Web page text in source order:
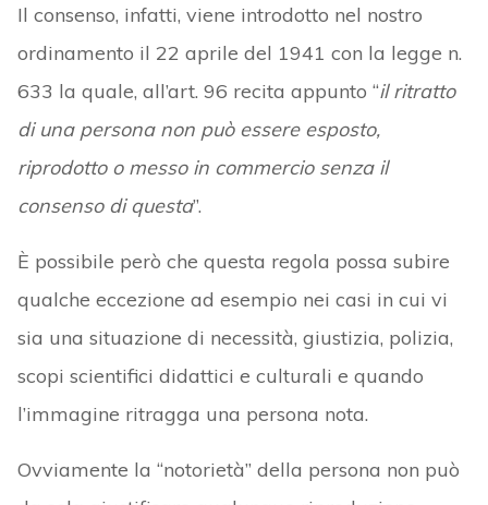
Il consenso, infatti, viene introdotto nel nostro
ordinamento il 22 aprile del 1941 con la legge n.
633 la quale, all’art. 96 recita appunto “il ritratto
di una persona non può essere esposto,
riprodotto o messo in commercio senza il
consenso di questa”.
È possibile però che questa regola possa subire
qualche eccezione ad esempio nei casi in cui vi
sia una situazione di necessità, giustizia, polizia,
scopi scientifici didattici e culturali e quando
l’immagine ritragga una persona nota.
Ovviamente la “notorietà” della persona non può